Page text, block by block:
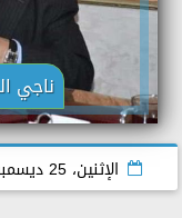
ناجي
الإثنين، 25 ديسمبر 2023